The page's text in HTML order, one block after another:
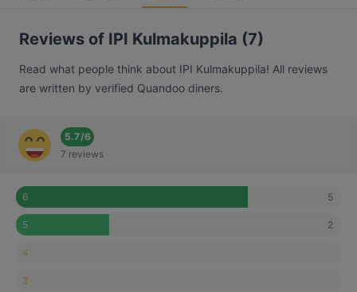
Reviews of IPI Kulmakuppila (7)
Read what people think about IPI Kulmakuppila! All reviews
are written by verified Quandoo diners.
5.7/6
7 reviews
6 5
5 2
4
3